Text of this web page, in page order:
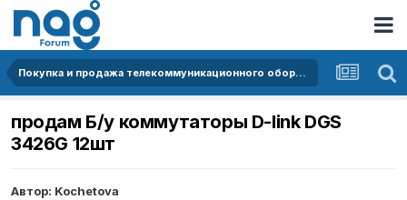
Покупка и продажа телекоммуникационного оборудования
продам Б/у коммутаторы D-link DGS
3426G 12шт
Автор: Kochetova